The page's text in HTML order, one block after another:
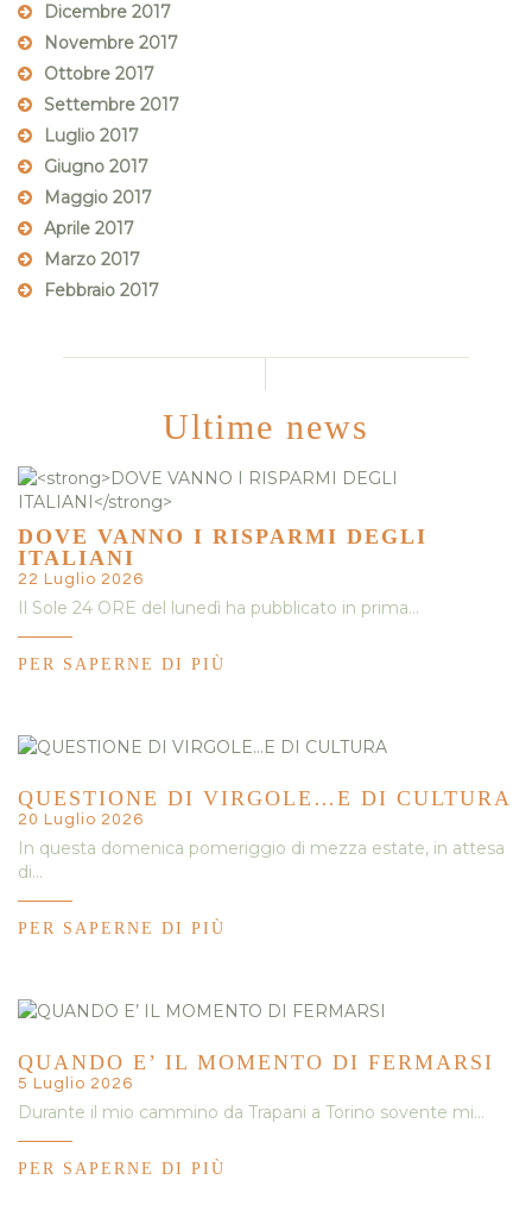
Dicembre 2017
Novembre 2017
Ottobre 2017
Settembre 2017
Luglio 2017
Giugno 2017
Maggio 2017
Aprile 2017
Marzo 2017
Febbraio 2017
Ultime news
DOVE VANNO I RISPARMI DEGLI
ITALIANI
22 Luglio 2026
Il Sole 24 ORE del lunedì ha pubblicato in prima…
PER SAPERNE DI PIÙ
QUESTIONE DI VIRGOLE…E DI CULTURA
20 Luglio 2026
In questa domenica pomeriggio di mezza estate, in attesa
di…
PER SAPERNE DI PIÙ
QUANDO E’ IL MOMENTO DI FERMARSI
5 Luglio 2026
Durante il mio cammino da Trapani a Torino sovente mi…
PER SAPERNE DI PIÙ